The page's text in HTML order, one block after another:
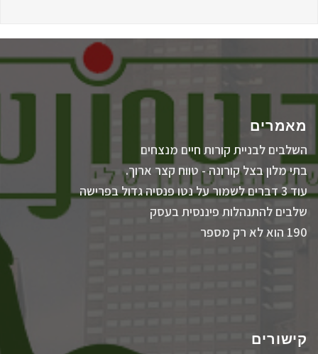
מאמרים
השלבים לבניית קורות חיים מנצחים
בתי מלון בצל קורונה - טווח קצר ארוך.
עוד 3 דברים לשמור על נטו פנסיה גדול בפרישה
שלבים להתנהלות פיננסית בעסק
190 הוא לא רק מספר
קישורים